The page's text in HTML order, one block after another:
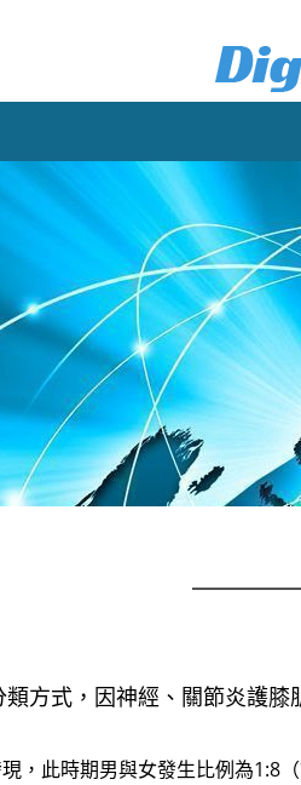
方式，因神經、關節炎護膝
，此時期男與女發生比例為1:8